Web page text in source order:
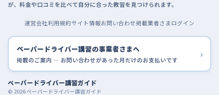
が、料金や口コミを比べて自分に合った教習を見つけられます。
運営会社利用規約サイト情報お問い合わせ掲載業者さまログイン
ペーパードライバー講習の事業者さまへ
掲載のご案内 — お問い合わせがあった月だけのお支払いです ›
ペーパードライバー講習ガイド
© 2026 ペーパードライバー講習ガイド